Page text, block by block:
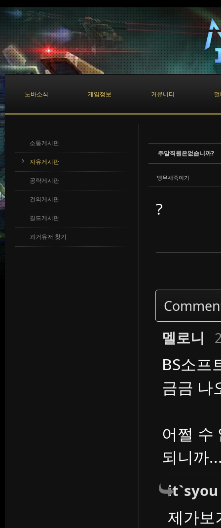
노바소식 게임정보 커뮤니티
소통게시판
자유게시판
공략게시판
건의게시판
길드게시판
과거유저 찾기
주말직원은없습니까?
앵무새죽이기
?
멜로니
BS소
금금 나
어쩔 수
되니까
it`syou
제가보
Sketchbook5, 스케치북5
Sketchbook5, 스케치북5